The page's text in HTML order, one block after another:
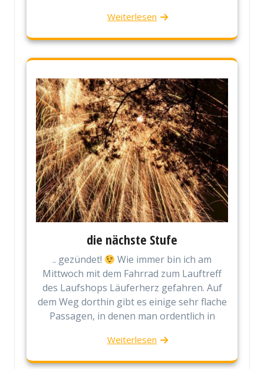
Weiterlesen
die nächste Stufe
.. gezündet!
Wie immer bin ich am
Mittwoch mit dem Fahrrad zum Lauftreff
des Laufshops Läuferherz gefahren. Auf
dem Weg dorthin gibt es einige sehr flache
Passagen, in denen man ordentlich in
Weiterlesen